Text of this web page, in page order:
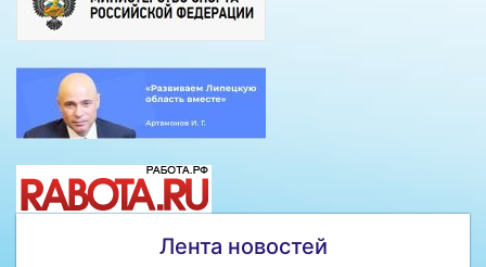
Лента новостей